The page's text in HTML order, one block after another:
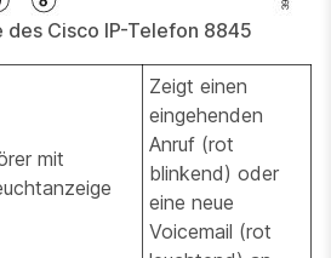
des Cisco IP-Telefon 8845
mit
Zeigt einen
eingehenden
Anruf (rot
blinkend) oder
eine neue
Voicemail (rot